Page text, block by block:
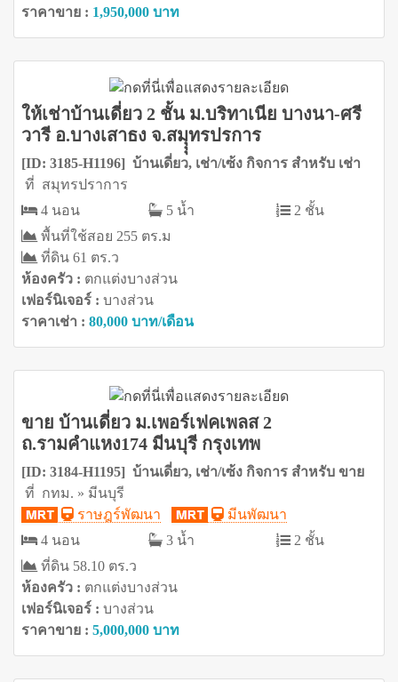
ราคาขาย : 1,950,000 บาท
ให้เช่าบ้านเดี่ยว 2 ชั้น ม.บริทาเนีย บางนา-ศรี
วารี อ.บางเสาธง จ.สมุุุทรปรการ
[ID: 3185-H1196] บ้านเดี่ยว, เช่า/เซ้ง กิจการ สำหรับ เช่า
ที่ สมุทรปราการ
4 นอน
5 น้ำ
2 ชั้น
พื้นที่ใช้สอย 255 ตร.ม
ที่ดิน 61 ตร.ว
ห้องครัว : ตกแต่งบางส่วน
เฟอร์นิเจอร์ : บางส่วน
ราคาเช่า : 80,000 บาท/เดือน
ขาย บ้านเดี่ยว ม.เพอร์เฟคเพลส 2
ถ.รามคำแหง174 มีนบุรี กรุงเทพ
[ID: 3184-H1195] บ้านเดี่ยว, เช่า/เซ้ง กิจการ สำหรับ ขาย
ที่ กทม. » มีนบุรี
ราษฎร์พัฒนา
มีนพัฒนา
4 นอน
3 น้ำ
2 ชั้น
ที่ดิน 58.10 ตร.ว
ห้องครัว : ตกแต่งบางส่วน
เฟอร์นิเจอร์ : บางส่วน
ราคาขาย : 5,000,000 บาท